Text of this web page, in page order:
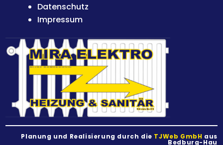
Datenschutz
Impressum
Planung und Realisierung durch die TJWeb GmbH aus
Bedburg-Hau